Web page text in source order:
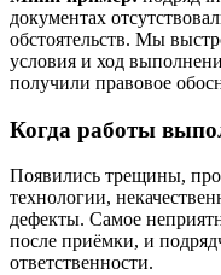
документах
обстоятельств. Мы
условия и ход
получили правовое
Когда работы
Появились трещины,
технологии,
дефекты. Самое
после приёмки, и
ответственности.